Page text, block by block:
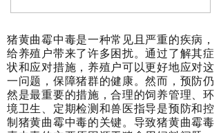
猪黄曲霉中毒是一种常见且严重的疾病，
给养殖户带来了许多困扰。通过了解其症
状和应对措施，养殖户可以更好地应对这
一问题，保障猪群的健康。然而，预防仍
然是最重要的措施，合理的饲养管理、环
境卫生、定期检测和兽医指导是预防和控
制猪黄曲霉中毒的关键。导致猪黄曲霉毒